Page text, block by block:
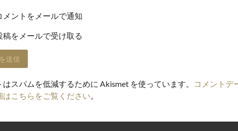
メントをメールで通知
稿をメールで受け取る
はスパムを低減するために Akismet を使っています。
コメントデ
はこちらをご覧ください。